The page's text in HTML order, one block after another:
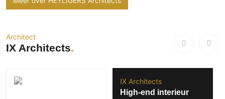
Architect
IX Architects
IX Architects
High-end interieur